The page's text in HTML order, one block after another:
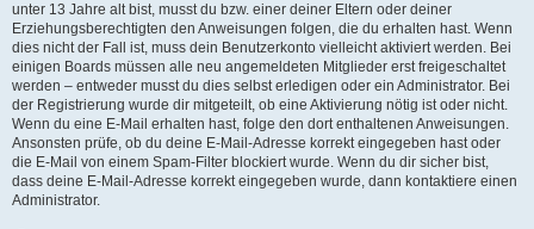
unter 13 Jahre alt bist, musst du bzw. einer deiner Eltern oder deiner
Erziehungsberechtigten den Anweisungen folgen, die du erhalten hast. Wenn
dies nicht der Fall ist, muss dein Benutzerkonto vielleicht aktiviert werden. Bei
einigen Boards müssen alle neu angemeldeten Mitglieder erst freigeschaltet
werden – entweder musst du dies selbst erledigen oder ein Administrator. Bei
der Registrierung wurde dir mitgeteilt, ob eine Aktivierung nötig ist oder nicht.
Wenn du eine E-Mail erhalten hast, folge den dort enthaltenen Anweisungen.
Ansonsten prüfe, ob du deine E-Mail-Adresse korrekt eingegeben hast oder
die E-Mail von einem Spam-Filter blockiert wurde. Wenn du dir sicher bist,
dass deine E-Mail-Adresse korrekt eingegeben wurde, dann kontaktiere einen
Administrator.